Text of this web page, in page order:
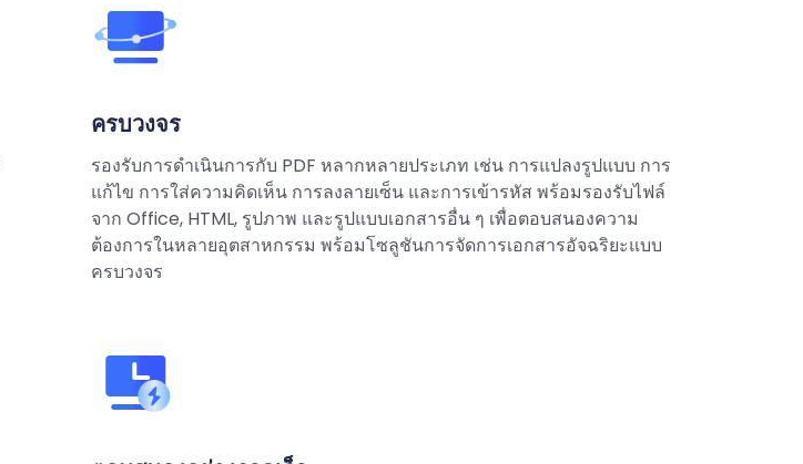
ครบวงจร
รองรับการดำเนินการกับ PDF หลากหลายประเภท เช่น การแปลงรูปแบบ การ
แก้ไข การใส่ความคิดเห็น การลงลายเซ็น และการเข้ารหัส พร้อมรองรับไฟล์
จาก Office, HTML, รูปภาพ และรูปแบบเอกสารอื่น ๆ เพื่อตอบสนองความ
ต้องการในหลายอุตสาหกรรม พร้อมโซลูชันการจัดการเอกสารอัจฉริยะแบบ
ครบวงจร